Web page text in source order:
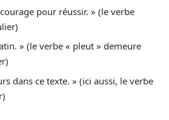
pour réussir. » (le verbe
» (le verbe « pleut » demeure
dans ce texte. » (ici aussi, le verbe